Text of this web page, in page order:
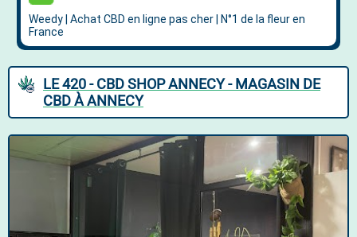
LE 420 - CBD SHOP ANNECY - MAGASIN DE
CBD À ANNECY